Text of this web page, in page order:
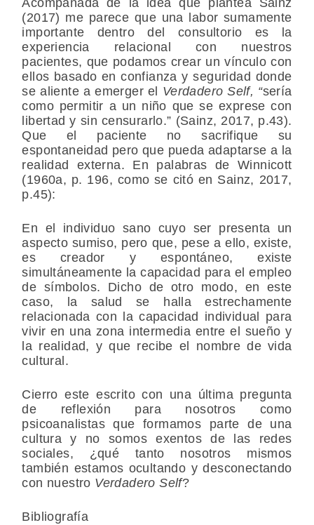
Acompañada de la idea que plantea Sainz
(2017) me parece que una labor sumamente
importante dentro del consultorio es la
experiencia relacional con nuestros
pacientes, que podamos crear un vínculo con
ellos basado en confianza y seguridad donde
se aliente a emerger el Verdadero Self, “sería
como permitir a un niño que se exprese con
libertad y sin censurarlo.” (Sainz, 2017, p.43).
Que el paciente no sacrifique su
espontaneidad pero que pueda adaptarse a la
realidad externa. En palabras de Winnicott
(1960a, p. 196, como se citó en Sainz, 2017,
p.45):
En el individuo sano cuyo ser presenta un
aspecto sumiso, pero que, pese a ello, existe,
es creador y espontáneo, existe
simultáneamente la capacidad para el empleo
de símbolos. Dicho de otro modo, en este
caso, la salud se halla estrechamente
relacionada con la capacidad individual para
vivir en una zona intermedia entre el sueño y
la realidad, y que recibe el nombre de vida
cultural.
Cierro este escrito con una última pregunta
de reflexión para nosotros como
psicoanalistas que formamos parte de una
cultura y no somos exentos de las redes
sociales, ¿qué tanto nosotros mismos
también estamos ocultando y desconectando
con nuestro Verdadero Self?
Bibliografía